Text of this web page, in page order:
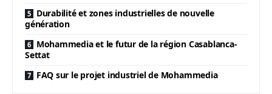
Durabilité et zones industrielles de nouvelle
génération
Mohammedia et le futur de la région Casablanca-
Settat
FAQ sur le projet industriel de Mohammedia